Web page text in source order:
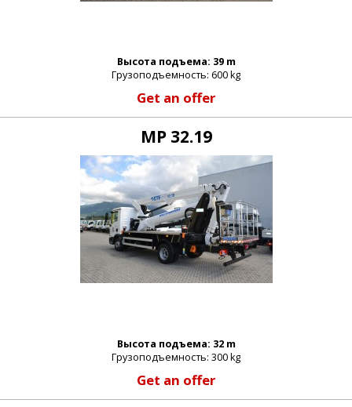
Высота подъема: 39 m
Грузоподъемность: 600 kg
Get an offer
MP 32.19
Высота подъема: 32 m
Грузоподъемность: 300 kg
Get an offer